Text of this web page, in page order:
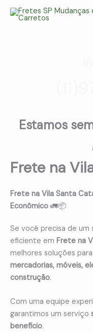
para
Estamos
Frete na
Frete na Vila Santa
Econômico 🚛📦
Se você precisa de
eficiente em Frete na
melhores soluções para
mercadorias, móveis,
construção.
Com uma equipe
garantimos um serviço
benefício.